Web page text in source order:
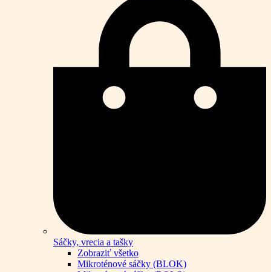
Sáčky, vrecia a tašky
Zobraziť všetko
Mikroténové sáčky (BLOK)